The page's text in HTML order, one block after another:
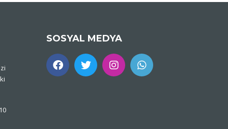
SOSYAL MEDYA